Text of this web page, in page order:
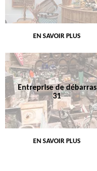
EN SAVOIR PLUS
Entreprise de débarras
31
EN SAVOIR PLUS